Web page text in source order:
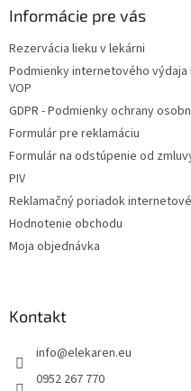
Informácie pre vás
Rezervácia lieku v lekárni
Podmienky internetového
VOP
GDPR - Podmienky ochrany
Formulár pre reklamáciu
Formulár na odstúpenie od
PIV
Reklamačný poriadok
Hodnotenie obchodu
Moja objednávka
Kontakt
info@elekaren.eu
0952 267 770